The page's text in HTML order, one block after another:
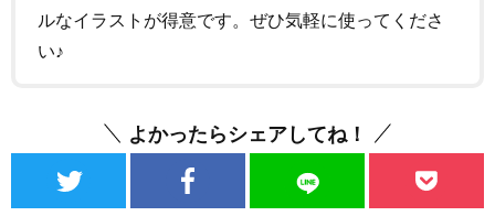
ルなイラストが得意です。ぜひ気軽に使ってくださ
い♪
よかったらシェアしてね！